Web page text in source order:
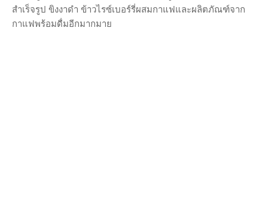
สำเร็จรูป ขิงงาดำ ข้าวไรซ์เบอร์รี่ผสมกาแฟและผลิตภัณฑ์จาก
กาแฟพร้อมดื่มอีกมากมาย